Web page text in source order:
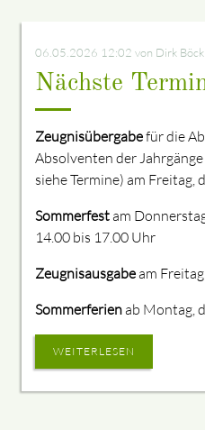
06.05.2026 12:02 von Dirk
Nächste
Zeugnisübergabefür die
Absolventen der
siehe Termine) am Freitag,
Sommerfestam
14.00 bis 17.00 Uhr
Zeugnisausgabeam
Sommerferienab Montag,
WEITERLESEN